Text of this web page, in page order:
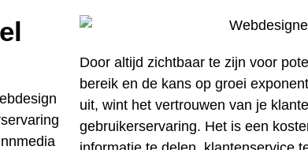
Door altijd zichtbaar te zijn voor
bereik en de kans op groei
uit, wint het vertrouwen van je
gebruikerservaring. Het is een